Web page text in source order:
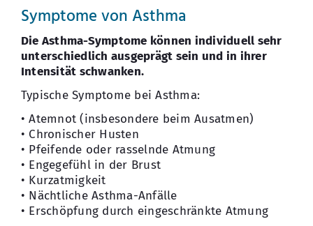
Symptome von Asthma
Die Asthma-Symptome können individuell sehr
unterschiedlich ausgeprägt sein und in ihrer
Intensität schwanken.
Typische Symptome bei Asthma:
• Atemnot (insbesondere beim Ausatmen)
• Chronischer Husten
• Pfeifende oder rasselnde Atmung
• Engegefühl in der Brust
• Kurzatmigkeit
• Nächtliche Asthma-Anfälle
• Erschöpfung durch eingeschränkte Atmung